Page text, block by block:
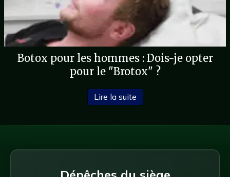
Botox pour les hommes : Dois-je opter
pour le "Brotox" ?
Lire la suite